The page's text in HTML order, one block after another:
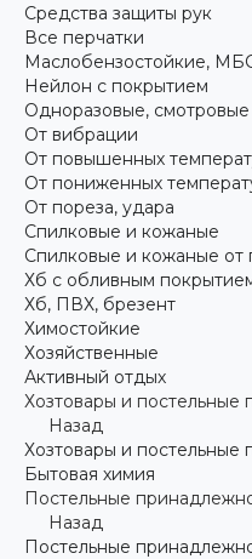
Средства защиты рук
Все перчатки
Маслобензостойкие,
Нейлон с покрытием
Одноразовые, смотровые
От вибрации
От повышенных
От пониженных
От пореза, удара
Спилковые и кожаные
Спилковые и кожаные от
Хб с обливным
Хб, ПВХ, брезент
Химостойкие
Хозяйственные
Активный отдых
Хозтовары и постельные
Назад
Хозтовары и постельные
Бытовая химия
Постельные
Назад
Постельные